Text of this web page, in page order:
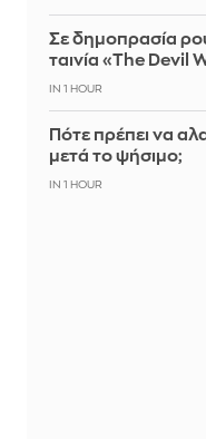
Σε δημοπρασία
ταινία «The Devil
IN 1 HOUR
Πότε πρέπει να
μετά το ψήσιμο;
IN 1 HOUR